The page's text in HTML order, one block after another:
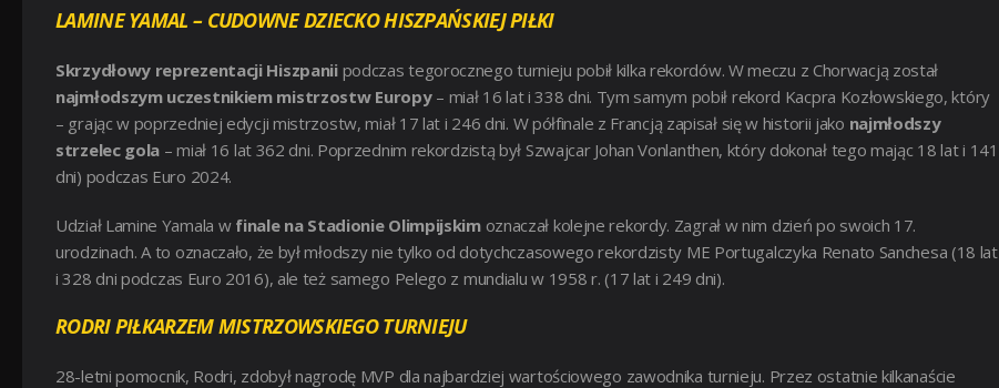
LAMINE YAMAL – CUDOWNE DZIECKO HISZPAŃSKIEJ PIŁKI
Skrzydłowy reprezentacji Hiszpaniipodczas tegorocznego turnieju pobił kilka rekordów. W meczu z Chorwacją został
najmłodszym uczestnikiem mistrzostw Europy– miał 16 lat i 338 dni. Tym samym pobił rekord Kacpra Kozłowskiego, który
– grając w poprzedniej edycji mistrzostw, miał 17 lat i 246 dni. W półfinale z Francją zapisał się w historii jako najmłodszy
strzelec gola – miał 16 lat 362 dni. Poprzednim rekordzistą był Szwajcar Johan Vonlanthen, który dokonał tego mając 18 lat i 141
dni) podczas Euro 2024.
Udział Lamine Yamala w finale na Stadionie Olimpijskimoznaczał kolejne rekordy. Zagrał w nim dzień po swoich 17.
urodzinach. A to oznaczało, że był młodszy nie tylko od dotychczasowego rekordzisty ME Portugalczyka Renato Sanchesa (18 lat
i 328 dni podczas Euro 2016), ale też samego Pelego z mundialu w 1958 r. (17 lat i 249 dni).
RODRI PIŁKARZEM MISTRZOWSKIEGO TURNIEJU
28-letni pomocnik, Rodri, zdobył nagrodę MVP dla najbardziej wartościowego zawodnika turnieju. Przez ostatnie kilkanaście